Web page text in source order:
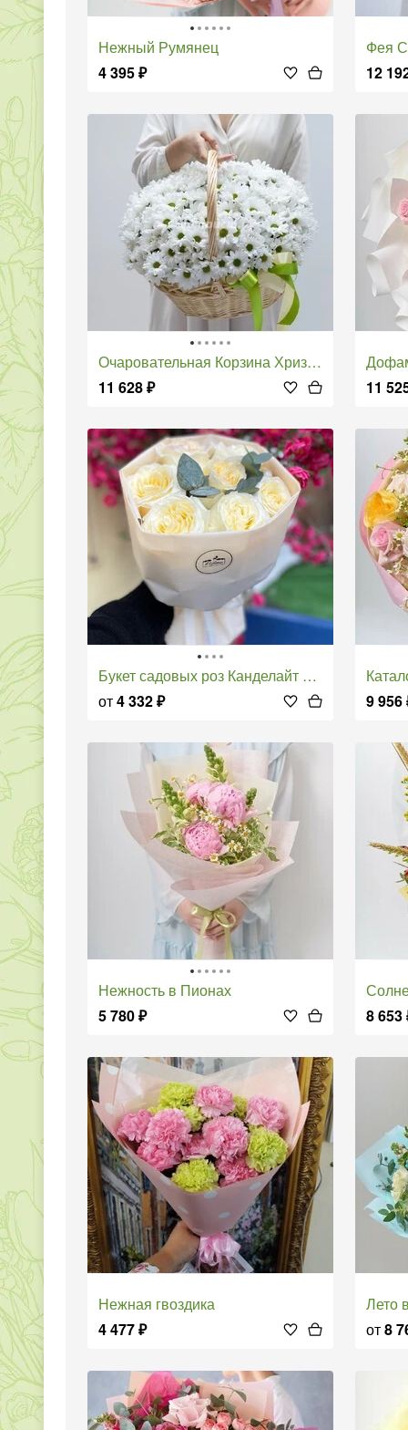
Нежный Румянец
4 395₽
Фея
12
Очаровательная Корзина Хризантем
11 628₽
11
Букет садовых роз Канделайт с эвкалиптом
от4 332₽
9 956
Нежность в Пионах
5 780₽
8 653
Нежная гвоздика
4 477₽
от8